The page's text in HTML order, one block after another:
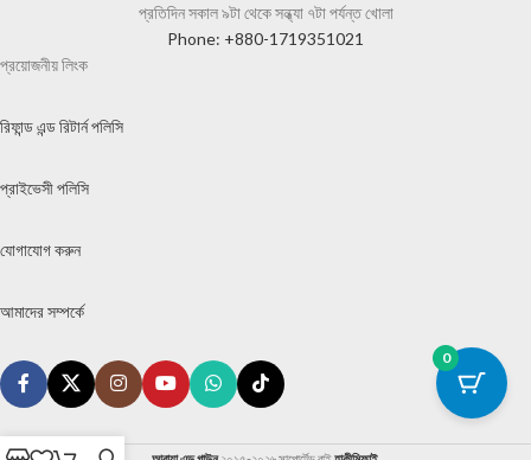
প্রতিদিন সকাল ৯টা থেকে সন্ধ্যা ৭টা পর্যন্ত খোলা
Phone: +880-1719351021
প্রয়োজনীয় লিংক
রিফান্ড এন্ড রিটার্ন পলিসি
প্রাইভেসী পলিসি
যোগাযোগ করুন
আমাদের সম্পর্কে
0